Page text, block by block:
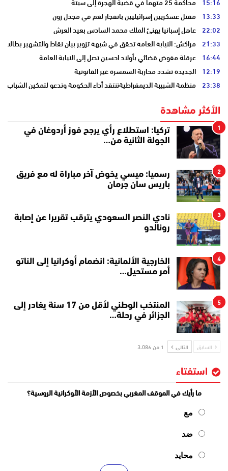
13:33 مقتل عسكريين إسرائيليين بانفجار لغم في مجدل زون
22:02 عاهل إسبانيا يهنئ الملك محمد السادس بعيد العرش
21:33 مراكش: النيابة العامة تحقق في شبهة تزوير بيان نقاط والتشهير بطالب
16:44 عرقلة مفوض قضائي بأولاد احسين تصل إلى النيابة العامة
12:19 الجديدة تشدد محاربة السمسرة غير القانونية
23:38 منظمة الشبيبة الديمقراطيةتنتقد أداء الحكومة وتدعو لتمكين الشباب
الأكثر مشاهدة
1
تركيا: استطلاع رأي يرجح فوز أردوغان في
الجولة الثانية من…
2
رسميا: ميسي يخوض آخر مباراة له مع فريق
باريس سان جرمان
3
نادي النصر السعودي يترقب تقريرا عن إصابة
رونالدو
4
الخارجية الألمانية: انضمام أوكرانيا إلى الناتو
أمر مستحيل…
5
المنتخب الوطني لأقل من 17 سنة يغادر إلى
الجزائر في رحلة…
السابق التالي 1 من 3٬086
استفتاء
ما رأيك في الموقف المغربي بخصوص الأزمة الأوكرانية الروسية؟
مع
ضد
محايد